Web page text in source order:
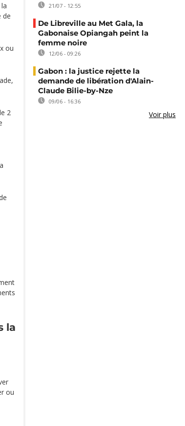
de
ou
2
la
ou
21/07 - 12:55
De Libreville au Met Gala, la
Gabonaise Opiangah peint la
femme noire
12/06 - 09:26
Gabon : la justice rejette la
demande de libération d'Alain-
Claude Bilie-by-Nze
09/06 - 16:36
Voir plus